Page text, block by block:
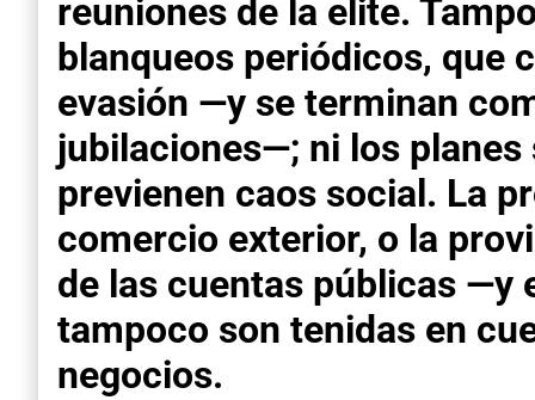
reuniones de la elite.
blanqueos periódicos, que
evasión —y se terminan
jubilaciones—; ni los planes
previenen caos social. La
comercio exterior, o la
de las cuentas públicas —y
tampoco son tenidas en
negocios.